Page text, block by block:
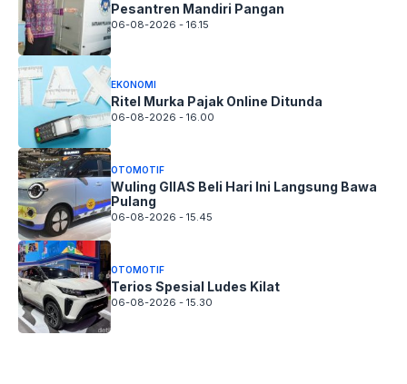
Pesantren Mandiri Pangan
06-08-2026 - 16.15
EKONOMI
Ritel Murka Pajak Online Ditunda
06-08-2026 - 16.00
OTOMOTIF
Wuling GIIAS Beli Hari Ini Langsung Bawa
Pulang
06-08-2026 - 15.45
OTOMOTIF
Terios Spesial Ludes Kilat
06-08-2026 - 15.30